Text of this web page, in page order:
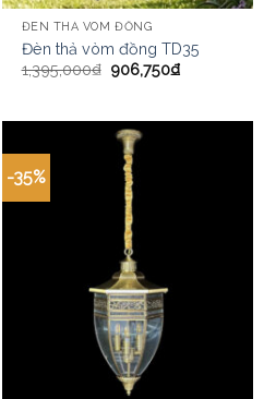
ĐÈN THẢ VÒM ĐỒNG
Đèn thả vòm đồng TD35
1,395,000₫ 906,750₫
-35%